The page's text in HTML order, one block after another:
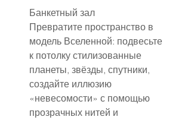
Банкетный зал
Превратите пространство в
модель Вселенной: подвесьте
к потолку стилизованные
планеты, звёзды, спутники,
создайте иллюзию
«невесомости» с помощью
прозрачных нитей и